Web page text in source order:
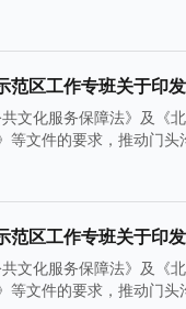
文化服务保障法》及《
文件的要求，推动门
文化服务保障法》及《
文件的要求，推动门